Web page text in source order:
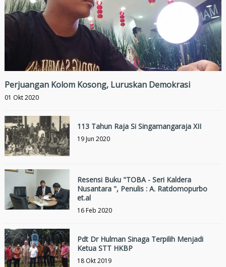
Perjuangan Kolom Kosong, Luruskan Demokrasi
01 Okt 2020
113 Tahun Raja Si Singamangaraja XII
19 Jun 2020
Resensi Buku "TOBA - Seri Kaldera
Nusantara ", Penulis : A. Ratdomopurbo
et.al
16 Feb 2020
Pdt Dr Hulman Sinaga Terpilih Menjadi
Ketua STT HKBP
18 Okt 2019